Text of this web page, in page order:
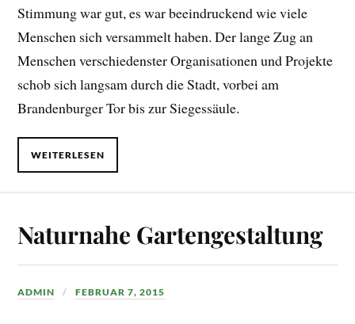
Stimmung war gut, es war beeindruckend wie viele
Menschen sich versammelt haben. Der lange Zug an
Menschen verschiedenster Organisationen und Projekte
schob sich langsam durch die Stadt, vorbei am
Brandenburger Tor bis zur Siegessäule.
WEITERLESEN
Naturnahe Gartengestaltung
ADMIN FEBRUAR 7, 2015